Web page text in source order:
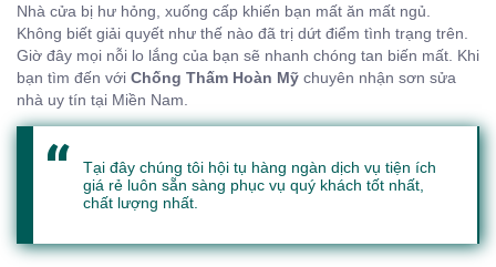
Nhà cửa bị hư hỏng, xuống cấp khiến bạn mất ăn mất ngủ.
Không biết giải quyết như thế nào đã trị dứt điểm tình trạng trên.
Giờ đây mọi nỗi lo lắng của bạn sẽ nhanh chóng tan biến mất. Khi
bạn tìm đến với Chống Thấm Hoàn Mỹ chuyên nhận sơn sửa
nhà uy tín tại Miền Nam.
Tại đây chúng tôi hội tụ hàng ngàn dịch vụ tiện ích
giá rẻ luôn sẵn sàng phục vụ quý khách tốt nhất,
chất lượng nhất.